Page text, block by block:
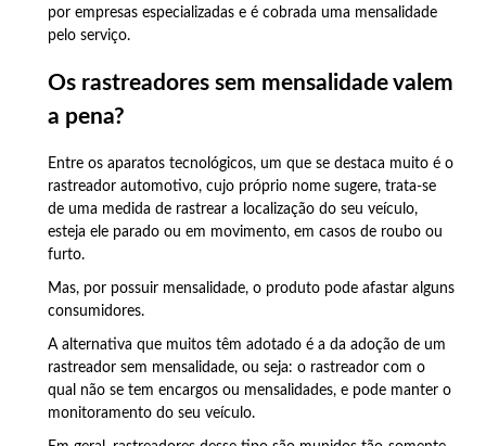
por empresas especializadas e é cobrada uma mensalidade
pelo serviço.
Os rastreadores sem mensalidade valem
a pena?
Entre os aparatos tecnológicos, um que se destaca muito é o
rastreador automotivo, cujo próprio nome sugere, trata-se
de uma medida de rastrear a localização do seu veículo,
esteja ele parado ou em movimento, em casos de roubo ou
furto.
Mas, por possuir mensalidade, o produto pode afastar alguns
consumidores.
A alternativa que muitos têm adotado é a da adoção de um
rastreador sem mensalidade, ou seja: o rastreador com o
qual não se tem encargos ou mensalidades, e pode manter o
monitoramento do seu veículo.